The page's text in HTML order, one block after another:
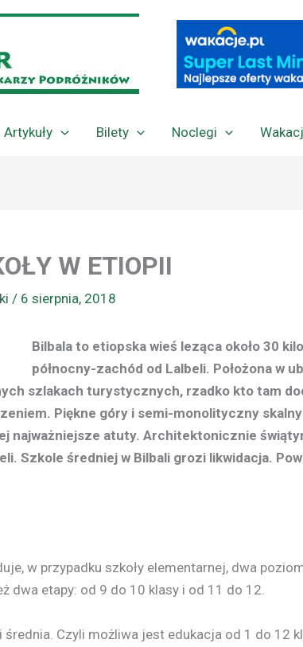
Artykuły Bilety Noclegi
W ETIOPII
/ 6 sierpnia, 2018
Bilbala to etiopska wieś leząca około 30
północny-zachód od Lalbeli. Położona w
szlakach turystycznych, rzadko kto tam
Piękne góry i semi-monolityczny skalny
najważniejsze atuty. Architektonicznie
Szkole średniej w Bilbali grozi likwidacja.
w przypadku szkoły elementarnej, dwa
dwa etapy: od 9 do 10 klasy i od 11 do 12.
średnia. Czyli możliwa jest edukacja od 1 do 12